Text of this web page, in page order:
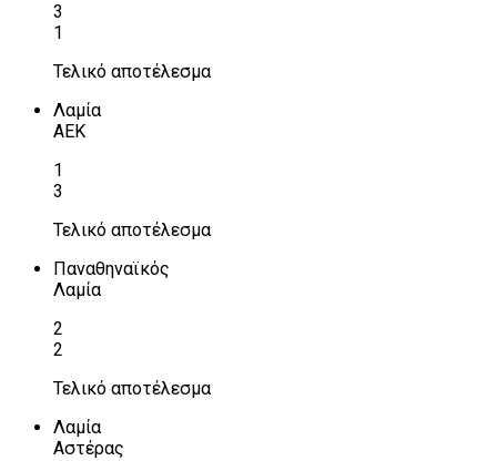
3
1
Τελικό αποτέλεσμα
Λαμία
ΑΕΚ
1
3
Τελικό αποτέλεσμα
Παναθηναϊκός
Λαμία
2
2
Τελικό αποτέλεσμα
Λαμία
Αστέρας